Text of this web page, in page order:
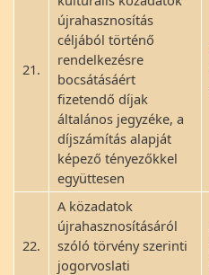
21.
újrahasznosítás
céljából történő
rendelkezésre
bocsátásáért
fizetendő díjak
általános jegyzéke, a
díjszámítás alapját
képező tényezőkkel
együttesen
22.
A közadatok
újrahasznosításáról
szóló törvény szerinti
jogorvoslati